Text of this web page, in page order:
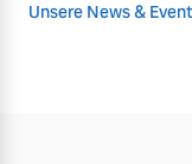
Unsere News &